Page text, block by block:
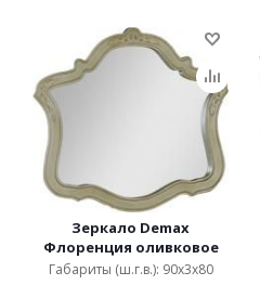
Зеркало Demax
Флоренция оливковое
Габариты (ш.г.в.): 90x3x80